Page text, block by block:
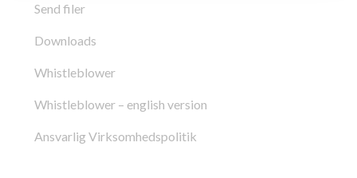
Send filer
Downloads
Whistleblower
Whistleblower – english version
Ansvarlig Virksomhedspolitik